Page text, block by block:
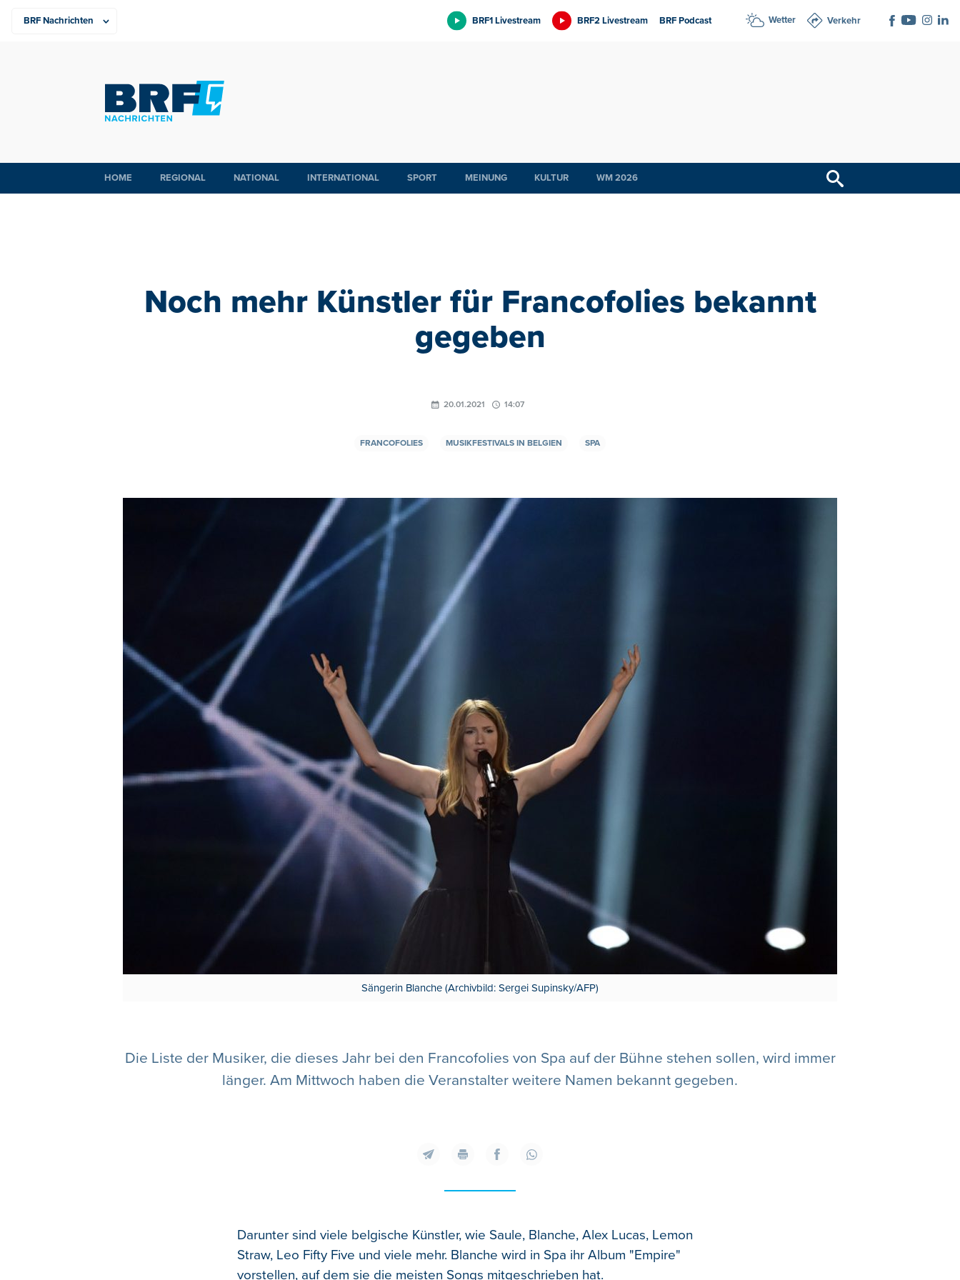
BRF1 Livestream BRF2 Livestream BRF Podcast Wetter Verkehr
HOME REGIONAL NATIONAL INTERNATIONAL SPORT MEINUNG KULTUR WM 2026
Noch mehr Künstler für Francofolies bekannt
gegeben
20.01.2021 14:07
FRANCOFOLIES MUSIKFESTIVALS IN BELGIEN SPA
Sängerin Blanche (Archivbild: Sergei Supinsky/AFP)
Die Liste der Musiker, die dieses Jahr bei den Francofolies von Spa auf der Bühne stehen sollen, wird immer
länger. Am Mittwoch haben die Veranstalter weitere Namen bekannt gegeben.
Darunter sind viele belgische Künstler, wie Saule, Blanche, Alex Lucas, Lemon
Straw, Leo Fifty Five und viele mehr. Blanche wird in Spa ihr Album "Empire"
vorstellen, auf dem sie die meisten Songs mitgeschrieben hat.